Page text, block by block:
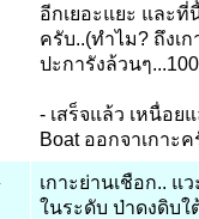
อีกเยอะแยะ และ
ครับ..(ทำไม? ถึงเ
ปะการังล้วนๆ
- เสร็จแล้ว เหนื่อย
Boat ออกจาเกา
เกาะย่านเชือก.. แ
ในระดับ ป่าดงดิบ